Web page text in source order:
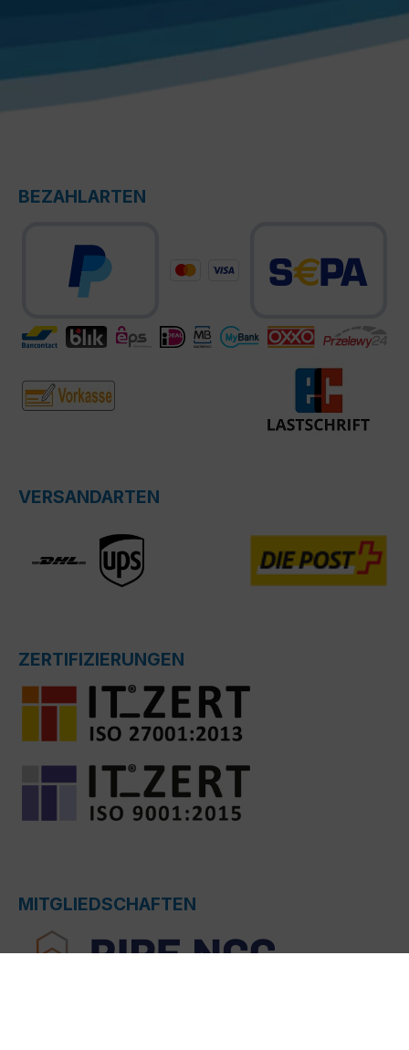
BEZAHLARTEN
VERSANDARTEN
ZERTIFIZIERUNGEN
MITGLIEDSCHAFTEN